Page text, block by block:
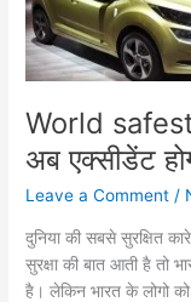
World
अब एक्सीडेंट
Leave a Comment /
दुनिया की सबसे सुरक्षित
सुरक्षा की बात आती है तो
है। लेकिन भारत के लोगो